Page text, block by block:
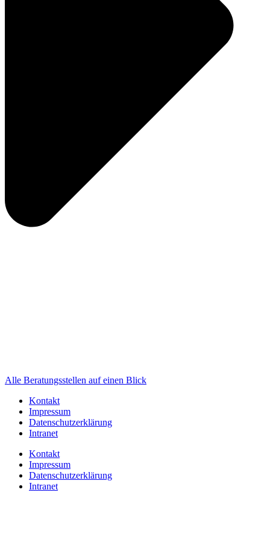
Alle Beratungsstellen auf einen Blick
Kontakt
Impressum
Datenschutzerklärung
Intranet
Kontakt
Impressum
Datenschutzerklärung
Intranet